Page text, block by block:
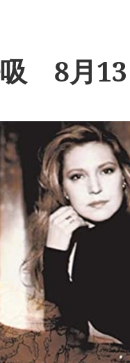
8月13